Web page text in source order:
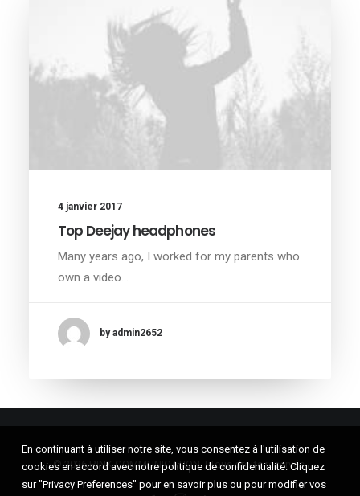
4 janvier 2017
Top Deejay headphones
Many years ago, I worked for my parents who
own a video…
by admin2652
© 2026 PINK COMMUNICATION. | Tous droits réservés.
En continuant à utiliser notre site, vous consentez à l'utilisation de
cookies en accord avec notre politique de confidentialité. Cliquez
sur "Privacy Preferences" pour en savoir plus ou pour modifier vos